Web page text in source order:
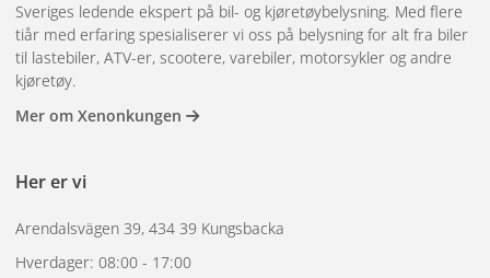
Sveriges ledende ekspert på bil- og kjøretøybelysning. Med flere
tiår med erfaring spesialiserer vi oss på belysning for alt fra biler
til lastebiler, ATV-er, scootere, varebiler, motorsykler og andre
kjøretøy.
Mer om Xenonkungen
Her er vi
Arendalsvägen 39, 434 39 Kungsbacka
Hverdager: 08:00 - 17:00